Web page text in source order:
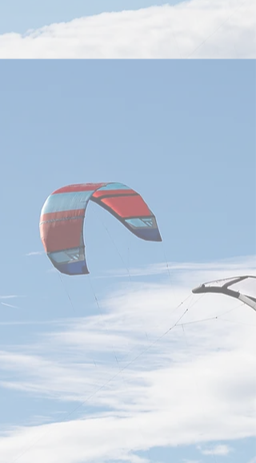
済部智慧財産局が発表した
「データセンター主要部品の
経済部智慧財産局の報告によ
ると、2